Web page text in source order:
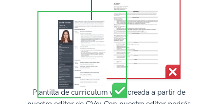
Plantilla de curriculum vitae creada a partir de